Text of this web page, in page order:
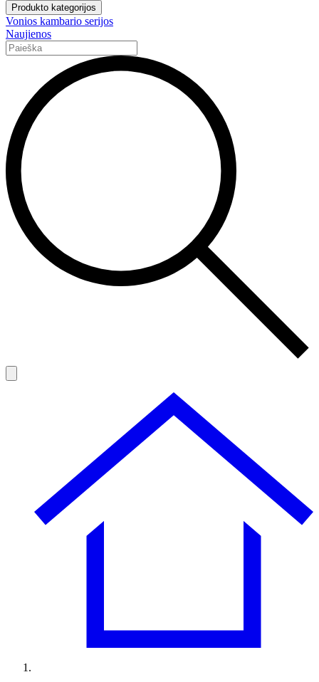
Produkto kategorijos
Vonios kambario serijos
Naujienos